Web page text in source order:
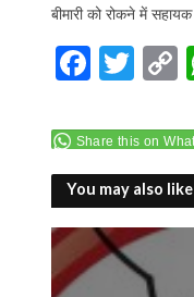
बीमारी को रोकने में
F
e
b
o
o
k
T
itt
er y
Share this on
You may also like